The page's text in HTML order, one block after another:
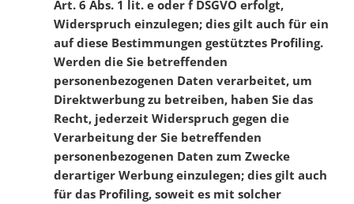
Art. 6 Abs. 1 lit. e oder f DSGVO erfolgt,
Widerspruch einzulegen; dies gilt auch für ein
auf diese Bestimmungen gestütztes Profiling.
Werden die Sie betreffenden
personenbezogenen Daten verarbeitet, um
Direktwerbung zu betreiben, haben Sie das
Recht, jederzeit Widerspruch gegen die
Verarbeitung der Sie betreffenden
personenbezogenen Daten zum Zwecke
derartiger Werbung einzulegen; dies gilt auch
für das Profiling, soweit es mit solcher